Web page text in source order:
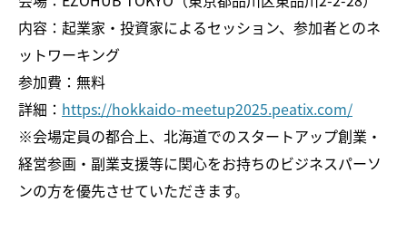
内容：起業家・投資家によるセッション、参加者とのネ
ットワーキング
参加費：無料
詳細： https://hokkaido-meetup2025.peatix.com/
※会場定員の都合上、北海道でのスタートアップ創業・
経営参画・副業支援等に関心をお持ちのビジネスパーソ
ンの方を優先させていただきます。